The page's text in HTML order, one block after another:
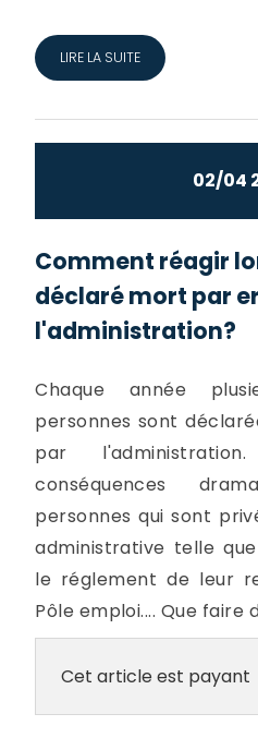
LIRE LA SUITE
02/04
Comment réagir
déclaré mort par
l'administration?
Chaque année
personnes sont
par
conséquences
personnes qui sont
administrative telle
le réglement de leur
Pôle emploi.... Que faire
Cet article est payant